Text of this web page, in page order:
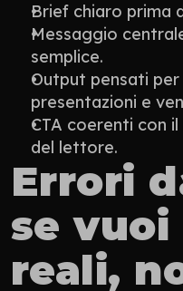
Brief chiaro prima
Messaggio
semplice.
Output pensati per
presentazioni e
CTA coerenti con
del lettore.
Errori
se
reali,